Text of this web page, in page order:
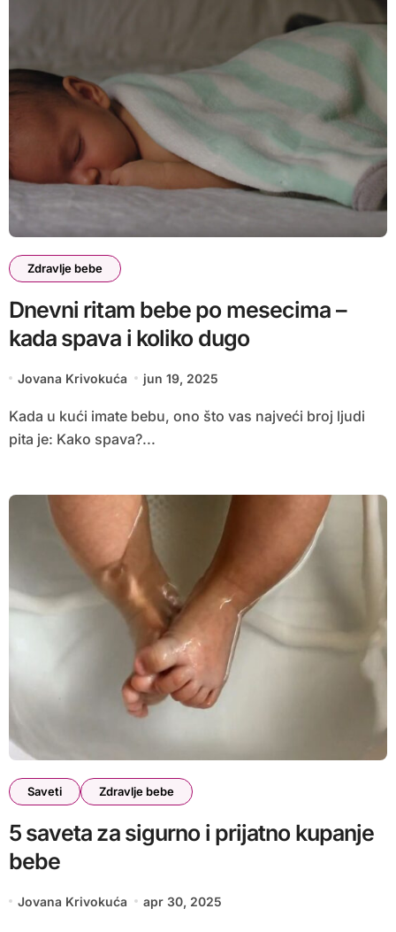
Zdravlje bebe
Dnevni ritam bebe po mesecima –
kada spava i koliko dugo
Jovana Krivokuća jun 19, 2025
Kada u kući imate bebu, ono što vas najveći broj ljudi
pita je: Kako spava?...
Saveti Zdravlje bebe
5 saveta za sigurno i prijatno kupanje
bebe
Jovana Krivokuća apr 30, 2025